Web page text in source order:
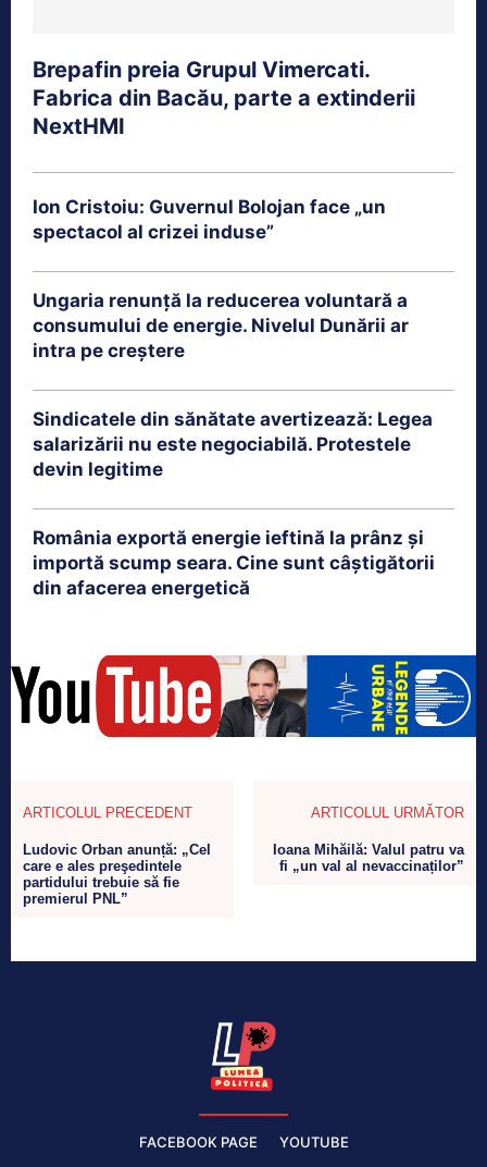
Brepafin preia Grupul Vimercati.
Fabrica din Bacău, parte a extinderii
NextHMI
Ion Cristoiu: Guvernul Bolojan face „un
spectacol al crizei induse”
Ungaria renunță la reducerea voluntară a
consumului de energie. Nivelul Dunării ar
intra pe creștere
Sindicatele din sănătate avertizează: Legea
salarizării nu este negociabilă. Protestele
devin legitime
România exportă energie ieftină la prânz și
importă scump seara. Cine sunt câștigătorii
din afacerea energetică
ARTICOLUL PRECEDENT
Ludovic Orban anunță: „Cel
care e ales preşedintele
partidului trebuie să fie
premierul PNL”
ARTICOLUL URMĂTOR
Ioana Mihăilă: Valul patru va
fi „un val al nevaccinaților”
FACEBOOK PAGE YOUTUBE